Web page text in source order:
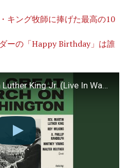
キング牧師に捧げた最高の10
ーの「Happy Birthday」は誰
Speech By Rev. Martin Luther King Jr. (Live In Washington, D.C., August 28, 1963)